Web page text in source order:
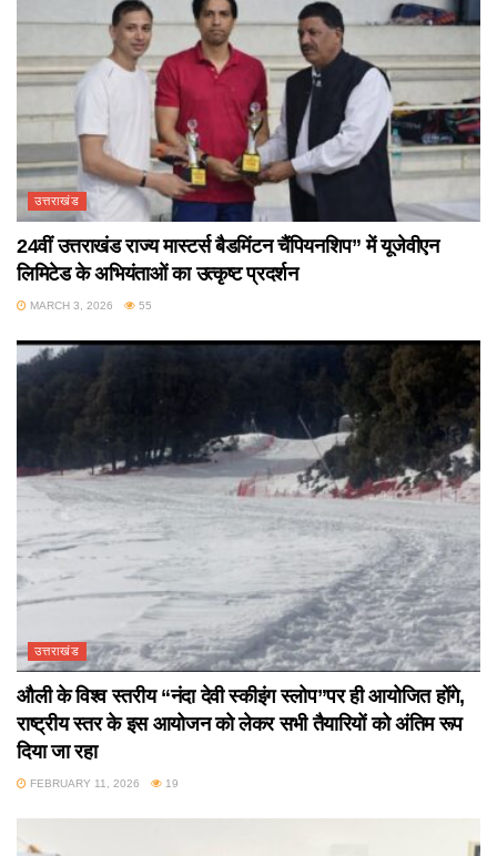
उत्तराखंड
24वीं उत्तराखंड राज्य मास्टर्स बैडमिंटन चैंपियनशिप” में यूजेवीएन
लिमिटेड के अभियंताओं का उत्कृष्ट प्रदर्शन
MARCH 3, 2026 55
उत्तराखंड
औली के विश्व स्तरीय “नंदा देवी स्कीइंग स्लोप”पर ही आयोजित होंगे,
राष्ट्रीय स्तर के इस आयोजन को लेकर सभी तैयारियों को अंतिम रूप
दिया जा रहा
FEBRUARY 11, 2026 19